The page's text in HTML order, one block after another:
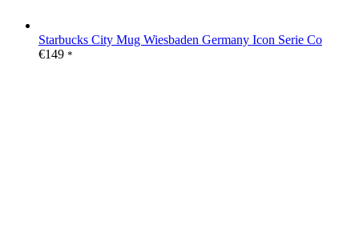
Starbucks City Mug Wiesbaden Germany Icon Serie Co
€149 *